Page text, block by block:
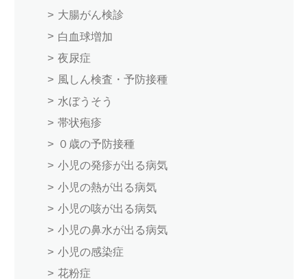
大腸がん検診
白血球増加
夜尿症
風しん検査・予防接種
水ぼうそう
帯状疱疹
０歳の予防接種
小児の発疹が出る病気
小児の熱が出る病気
小児の咳が出る病気
小児の鼻水が出る病気
小児の感染症
花粉症